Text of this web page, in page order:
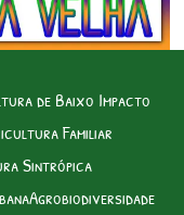
de Baixo Impacto
Familiar
Sintrópica
Agrobiodiversidade